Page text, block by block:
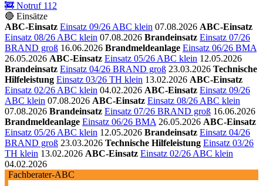
🚒 Notruf 112
🔴 Einsätze
ABC-Einsatz Einsatz 09/26 ABC klein 07.08.2026 ABC-Einsatz
Einsatz 08/26 ABC klein 07.08.2026 Brandeinsatz Einsatz 07/26
BRAND groß 16.06.2026 Brandmeldeanlage Einsatz 06/26 BMA
26.05.2026 ABC-Einsatz Einsatz 05/26 ABC klein 12.05.2026
Brandeinsatz Einsatz 04/26 BRAND groß 23.03.2026 Technische
Hilfeleistung Einsatz 03/26 TH klein 13.02.2026 ABC-Einsatz
Einsatz 02/26 ABC klein 04.02.2026 ABC-Einsatz Einsatz 09/26
ABC klein 07.08.2026 ABC-Einsatz Einsatz 08/26 ABC klein
07.08.2026 Brandeinsatz Einsatz 07/26 BRAND groß 16.06.2026
Brandmeldeanlage Einsatz 06/26 BMA 26.05.2026 ABC-Einsatz
Einsatz 05/26 ABC klein 12.05.2026 Brandeinsatz Einsatz 04/26
BRAND groß 23.03.2026 Technische Hilfeleistung Einsatz 03/26
TH klein 13.02.2026 ABC-Einsatz Einsatz 02/26 ABC klein
04.02.2026
Fachberater-ABC